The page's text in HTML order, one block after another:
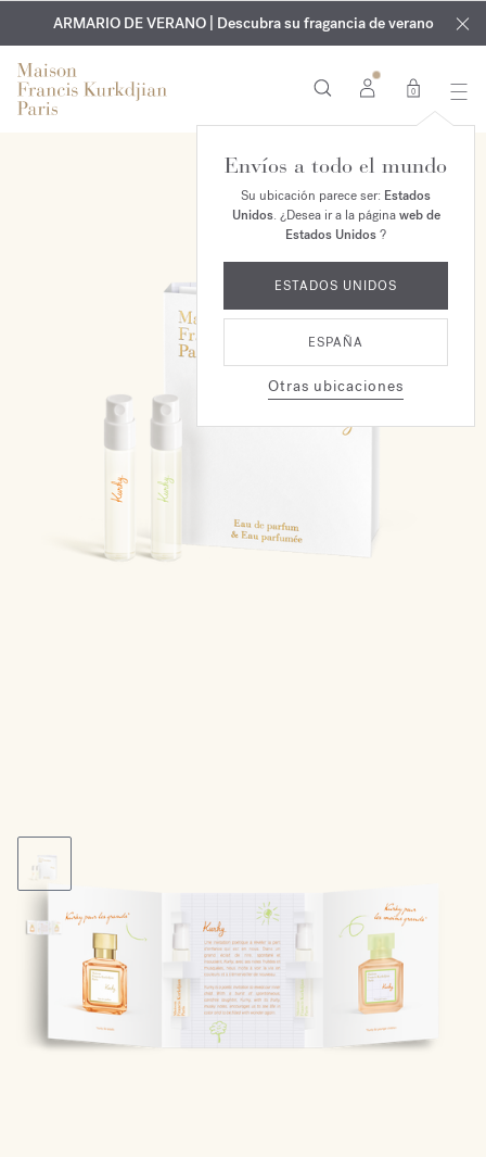
EXCLUSIVO | Descubra la nueva fragancia OUD
velvet mood
en su pedido*
GRABADO GRATUITO | En todas las fragancias y aceites
corporales hasta el 9 de agosto
ARMARIO DE VERANO | Descubra su fragancia de verano
0
Envíos a todo el mundo
Su ubicación parece ser: Estados
Unidos. ¿Desea ir a la páginaweb de
Estados Unidos?
ESTADOS UNIDOS
ESPAÑA
Otras ubicaciones
NUEVO